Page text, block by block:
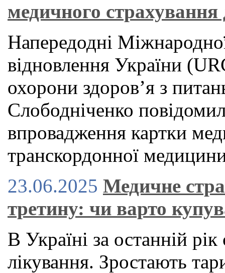
медичного
Напередодні
відновлення України
охорони здоров’я з
Слободніченко
впровадження картки
транскордонної
23.06.2025 Медичне
третину: чи варто
В Україні за останній
лікування. Зростають